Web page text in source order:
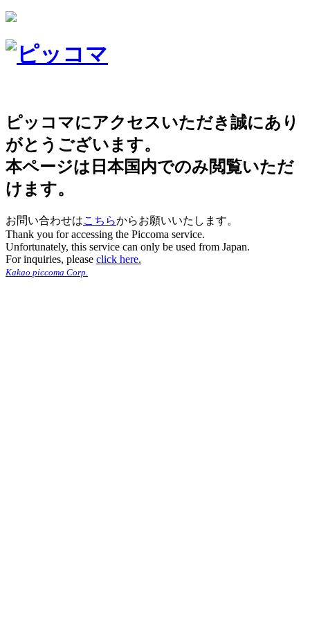
ピッコマにアクセスいただき誠にあり
がとうございます。
本ページは日本国内でのみ閲覧いただ
けます。
お問い合わせはこちらからお願いいたします。
Thank you for accessing the Piccoma service.
Unfortunately, this service can only be used from Japan.
For inquiries, please click here.
Kakao piccoma Corp.